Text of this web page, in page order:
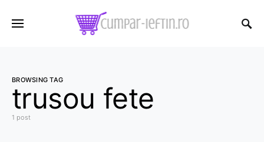
BROWSING TAG
trusou fete
1 post